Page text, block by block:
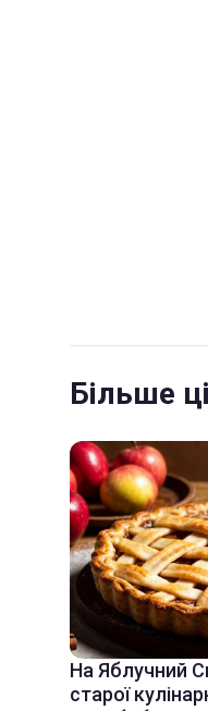
Більше
На Яблучний
старої